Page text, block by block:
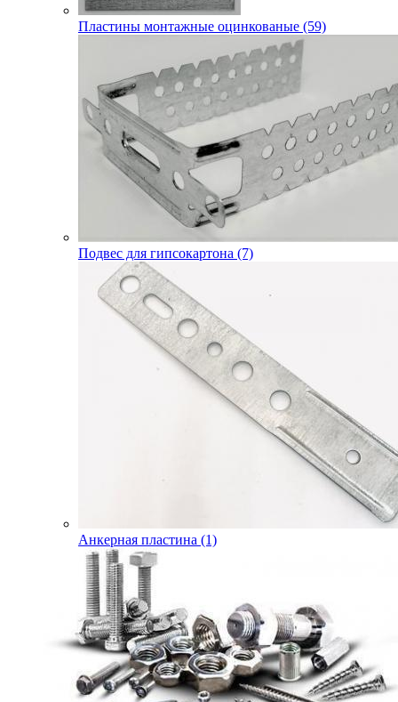
Пластины монтажные оцинкованые (59)
Подвес для гипсокартона (7)
Анкерная пластина (1)